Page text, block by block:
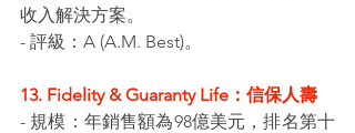
收入解決方案。
- 評級：A (A.M. Best)。
13. Fidelity & Guaranty Life：信保人壽
- 規模：年銷售額為98億美元，排名第十